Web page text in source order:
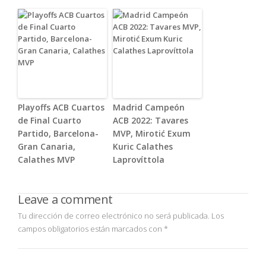
Playoffs ACB Cuartos
de Final Cuarto
Partido, Barcelona-
Gran Canaria,
Calathes MVP
Madrid Campeón
ACB 2022: Tavares
MVP, Mirotić Exum
Kuric Calathes
Laprovíttola
Leave a comment
Tu dirección de correo electrónico no será publicada. Los
campos obligatorios están marcados con *